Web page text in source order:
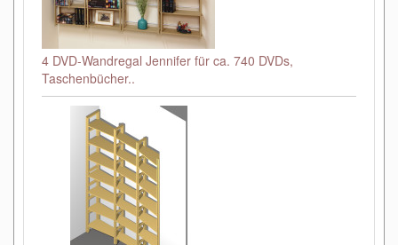
4 DVD-Wandregal Jennifer für ca. 740 DVDs,
Taschenbücher..